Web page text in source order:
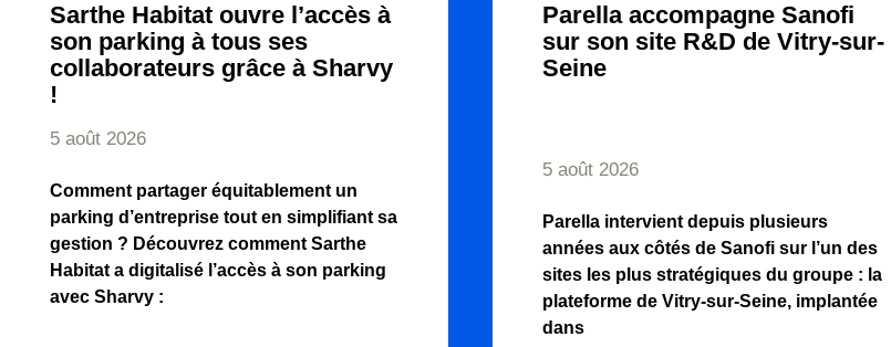
Sarthe Habitat ouvre l’accès à
son parking à tous ses
collaborateurs grâce à Sharvy
!
5 août 2026
Comment partager équitablement un
parking d’entreprise tout en simplifiant sa
gestion ? Découvrez comment Sarthe
Habitat a digitalisé l’accès à son parking
avec Sharvy :
Parella accompagne Sanofi
sur son site R&D de Vitry-sur-
Seine
5 août 2026
Parella intervient depuis plusieurs
années aux côtés de Sanofi sur l’un des
sites les plus stratégiques du groupe : la
plateforme de Vitry-sur-Seine, implantée
dans